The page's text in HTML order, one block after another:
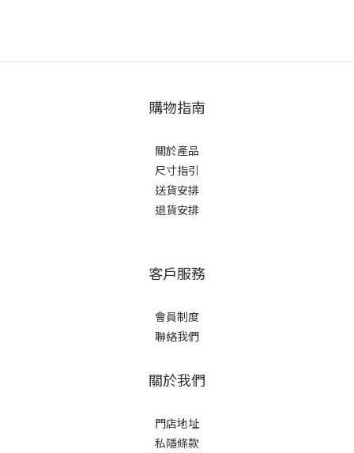
購物指南
關於產品
尺寸指引
送貨安排
退貨安排
客戶服務
會員制度
聯絡我們
關於我們
門店地址
私隱條款